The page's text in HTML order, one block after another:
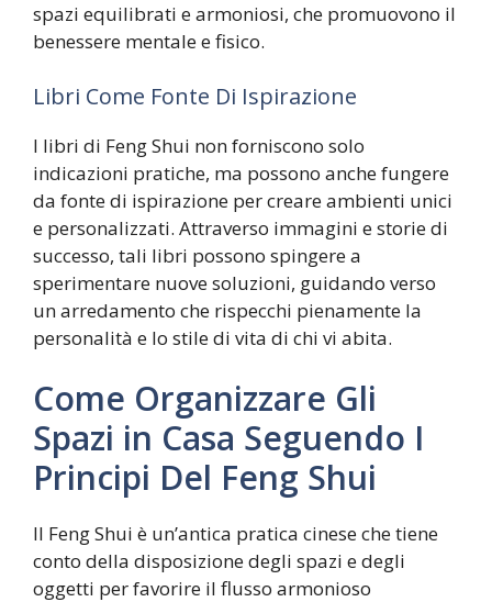
spazi equilibrati e armoniosi, che promuovono il
benessere mentale e fisico.
Libri Come Fonte Di Ispirazione
I libri di Feng Shui non forniscono solo
indicazioni pratiche, ma possono anche fungere
da fonte di ispirazione per creare ambienti unici
e personalizzati. Attraverso immagini e storie di
successo, tali libri possono spingere a
sperimentare nuove soluzioni, guidando verso
un arredamento che rispecchi pienamente la
personalità e lo stile di vita di chi vi abita.
Come Organizzare Gli
Spazi in Casa Seguendo I
Principi Del Feng Shui
Il Feng Shui è un’antica pratica cinese che tiene
conto della disposizione degli spazi e degli
oggetti per favorire il flusso armonioso